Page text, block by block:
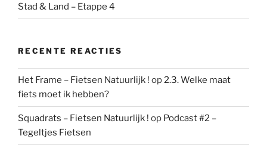
Stad & Land – Etappe 4
RECENTE REACTIES
Het Frame – Fietsen Natuurlijk ! op2.3. Welke maat
fiets moet ik hebben?
Squadrats – Fietsen Natuurlijk ! op Podcast #2 –
Tegeltjes Fietsen